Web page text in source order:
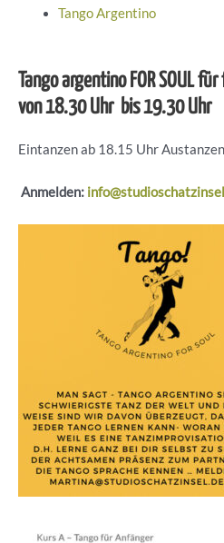
Tango Argentino
Tango argentino FOR SOUL
von 18.30 Uhr bis 19.30 Uhr
Eintanzen ab 18.15 Uhr
Anmelden: